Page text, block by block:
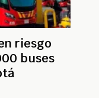
riesgo
buses